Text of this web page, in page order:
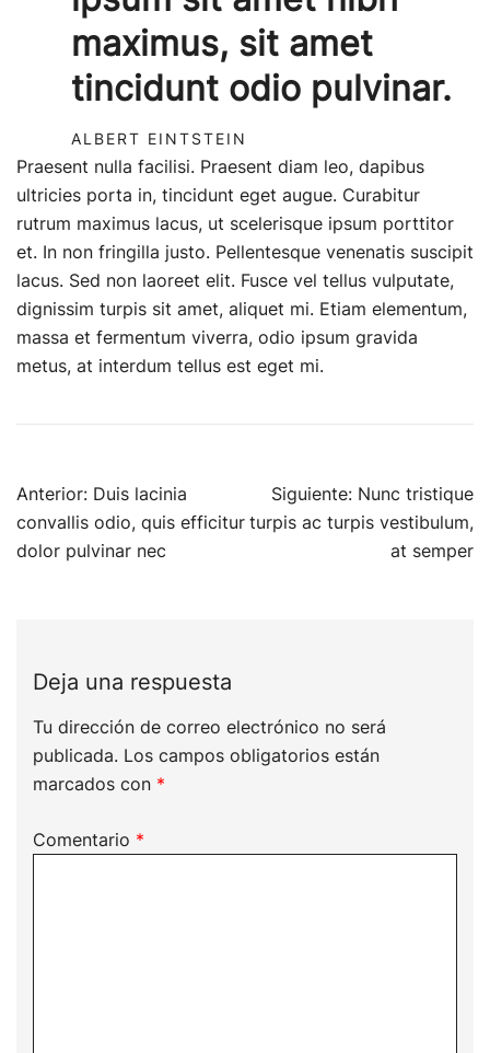
maximus, sit amet
tincidunt odio pulvinar.
ALBERT EINTSTEIN
Praesent nulla facilisi. Praesent diam leo, dapibus
ultricies porta in, tincidunt eget augue. Curabitur
rutrum maximus lacus, ut scelerisque ipsum porttitor
et. In non fringilla justo. Pellentesque venenatis suscipit
lacus. Sed non laoreet elit. Fusce vel tellus vulputate,
dignissim turpis sit amet, aliquet mi. Etiam elementum,
massa et fermentum viverra, odio ipsum gravida
metus, at interdum tellus est eget mi.
Navegación
de
entradas
Anterior: Duis lacinia
convallis odio, quis efficitur
dolor pulvinar nec
Siguiente: Nunc tristique
turpis ac turpis vestibulum,
at semper
Deja una respuesta
Tu dirección de correo electrónico no será
publicada. Los campos obligatorios están
marcados con *
Comentario *